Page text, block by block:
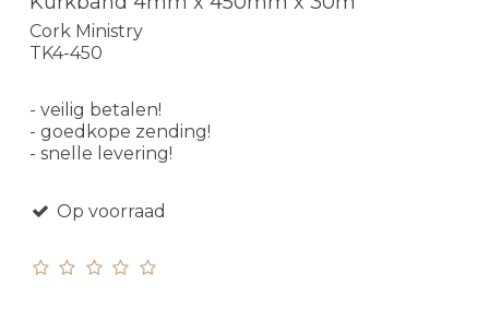
Cork Ministry
TK4-450
- veilig betalen!
- goedkope zending!
- snelle levering!
Op voorraad